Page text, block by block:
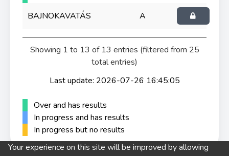
BAJNOKAVATÁS A
Showing 1 to 13 of 13 entries (filtered from 25
total entries)
Last update: 2026-07-26 16:45:05
Over and has results
In progress and has results
In progress but no results
Your experience on this site will be improved by allowing